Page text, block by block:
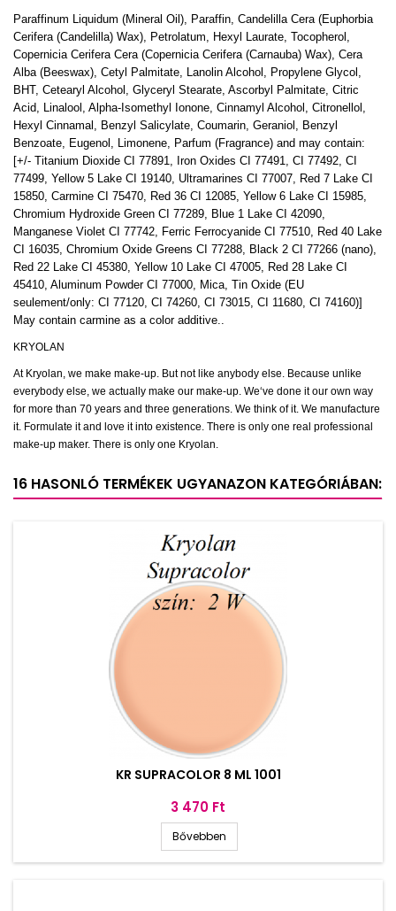
Paraffinum Liquidum (Mineral Oil), Paraffin, Candelilla Cera (Euphorbia
Cerifera (Candelilla) Wax), Petrolatum, Hexyl Laurate, Tocopherol,
Copernicia Cerifera Cera (Copernicia Cerifera (Carnauba) Wax), Cera
Alba (Beeswax), Cetyl Palmitate, Lanolin Alcohol, Propylene Glycol,
BHT, Cetearyl Alcohol, Glyceryl Stearate, Ascorbyl Palmitate, Citric
Acid, Linalool, Alpha-Isomethyl Ionone, Cinnamyl Alcohol, Citronellol,
Hexyl Cinnamal, Benzyl Salicylate, Coumarin, Geraniol, Benzyl
Benzoate, Eugenol, Limonene, Parfum (Fragrance) and may contain:
[+/- Titanium Dioxide CI 77891, Iron Oxides CI 77491, CI 77492, CI
77499, Yellow 5 Lake CI 19140, Ultramarines CI 77007, Red 7 Lake CI
15850, Carmine CI 75470, Red 36 CI 12085, Yellow 6 Lake CI 15985,
Chromium Hydroxide Green CI 77289, Blue 1 Lake CI 42090,
Manganese Violet CI 77742, Ferric Ferrocyanide CI 77510, Red 40 Lake
CI 16035, Chromium Oxide Greens CI 77288, Black 2 CI 77266 (nano),
Red 22 Lake CI 45380, Yellow 10 Lake CI 47005, Red 28 Lake CI
45410, Aluminum Powder CI 77000, Mica, Tin Oxide (EU
seulement/only: CI 77120, CI 74260, CI 73015, CI 11680, CI 74160)]
May contain carmine as a color additive..
KRYOLAN
At Kryolan, we make make-up. But not like anybody else. Because unlike
everybody else, we actually make our make-up. We‘ve done it our own way
for more than 70 years and three generations. We think of it. We manufacture
it. Formulate it and love it into existence. There is only one real professional
make-up maker. There is only one Kryolan.
16 HASONLÓ TERMÉKEK UGYANAZON KATEGÓRIÁBAN:
KR SUPRACOLOR 8 ML 1001
Ár
3 470 Ft
Bővebben